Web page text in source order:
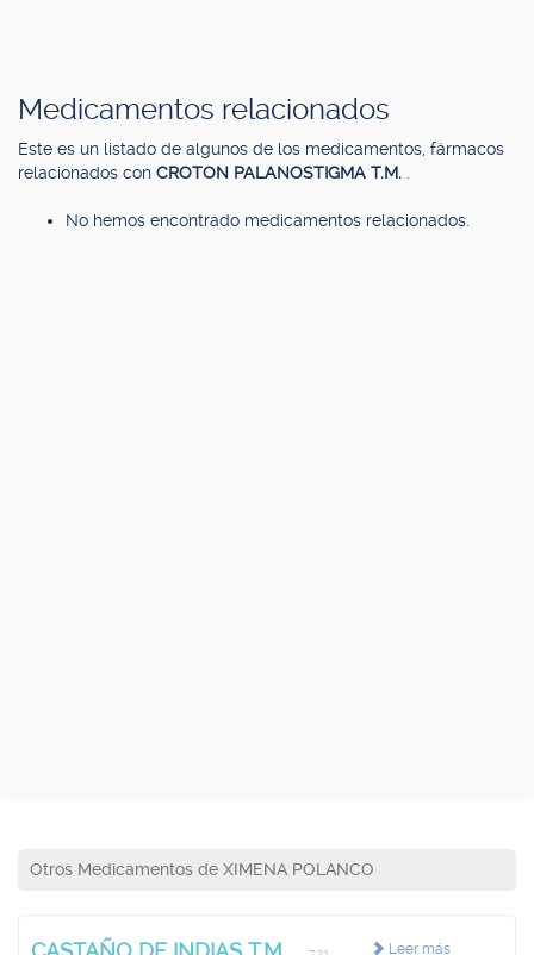
Medicamentos relacionados
Este es un listado de algunos de los medicamentos, fármacos
relacionados con CROTON PALANOSTIGMA T.M.
No hemos encontrado medicamentos relacionados.
Otros Medicamentos de XIMENA POLANCO
Leer más